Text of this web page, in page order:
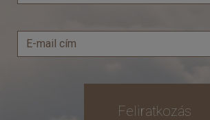
Időpontok és árak
Feliratkozás